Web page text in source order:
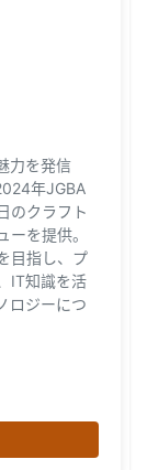
力を発信
年JGBA
のクラフト
を提供。
目指し、プ
IT知識を活
ロジーにつ